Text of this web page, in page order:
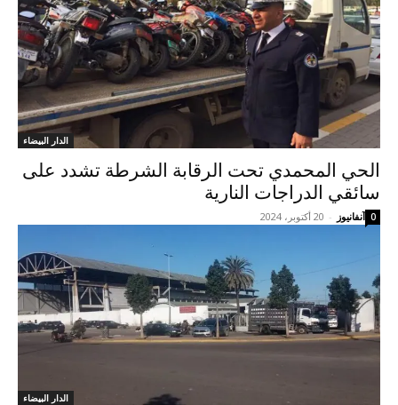
الدار البيضاء
الحي المحمدي تحت الرقابة الشرطة تشدد على
سائقي الدراجات النارية
آنفانيوز - 20 أكتوبر، 2024 0
الدار البيضاء